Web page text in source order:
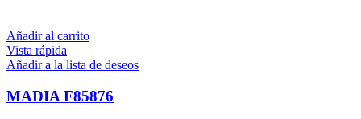
Añadir al carrito
Vista rápida
Añadir a la lista de deseos
MADIA F85876